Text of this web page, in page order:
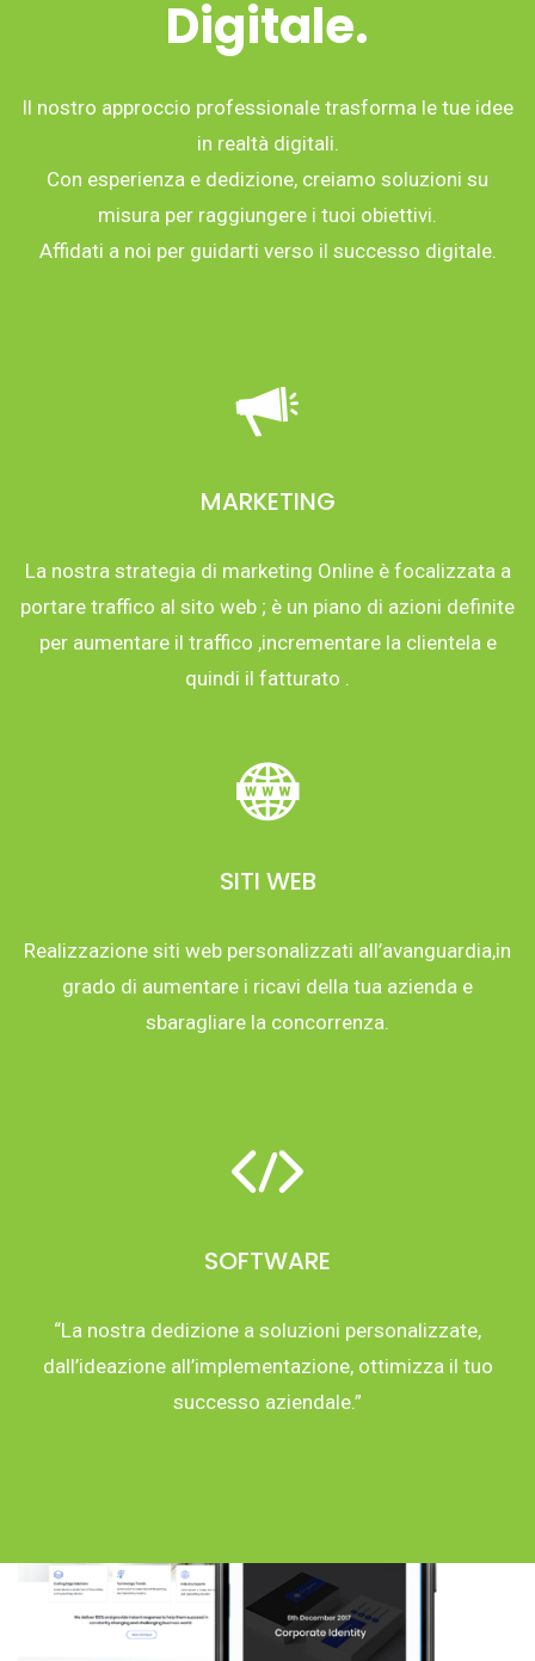
Digitale.
Il nostro approccio professionale trasforma le tue idee
in realtà digitali.
Con esperienza e dedizione, creiamo soluzioni su
misura per raggiungere i tuoi obiettivi.
Affidati a noi per guidarti verso il successo digitale.
MARKETING
La nostra strategia di marketing Online è focalizzata a
portare traffico al sito web ; è un piano di azioni definite
per aumentare il traffico ,incrementare la clientela e
quindi il fatturato .
SITI WEB
Realizzazione siti web personalizzati all’avanguardia,in
grado di aumentare i ricavi della tua azienda e
sbaragliare la concorrenza.
SOFTWARE
“La nostra dedizione a soluzioni personalizzate,
dall’ideazione all’implementazione, ottimizza il tuo
successo aziendale.”